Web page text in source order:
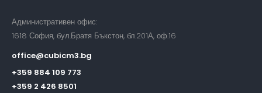
Административен офис:
1618 София, бул.Братя Бъкстон, бл.201А, оф.16
office@cubicm3.bg
+359 884 109 773
+359 2 426 8501